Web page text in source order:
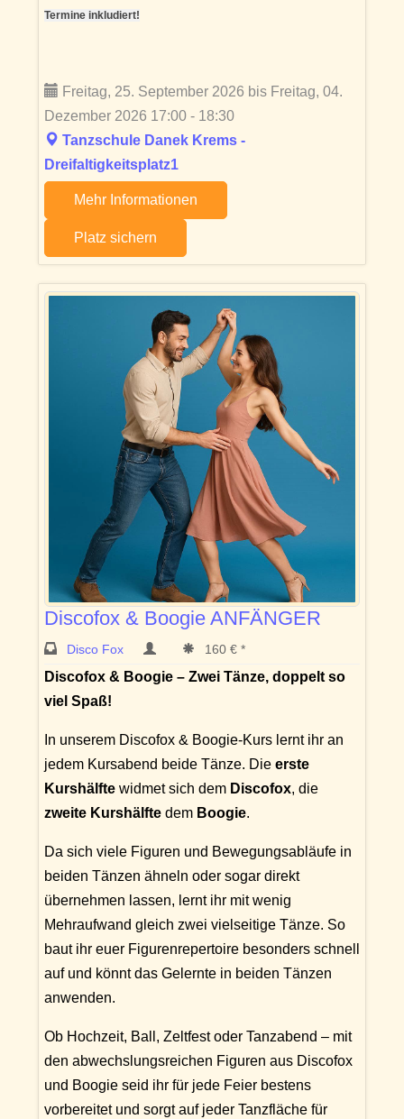
Termine inkludiert!
Freitag, 25. September 2026 bis Freitag, 04.
Dezember 2026 17:00 - 18:30
Tanzschule Danek Krems -
Dreifaltigkeitsplatz1
Mehr Informationen
Platz sichern
Discofox & Boogie ANFÄNGER
Disco Fox 160 € *
Discofox & Boogie – Zwei Tänze, doppelt so
viel Spaß!
In unserem Discofox & Boogie-Kurs lernt ihr an
jedem Kursabend beide Tänze. Die erste
Kurshälfte widmet sich dem Discofox, die
zweite Kurshälfte dem Boogie.
Da sich viele Figuren und Bewegungsabläufe in
beiden Tänzen ähneln oder sogar direkt
übernehmen lassen, lernt ihr mit wenig
Mehraufwand gleich zwei vielseitige Tänze. So
baut ihr euer Figurenrepertoire besonders schnell
auf und könnt das Gelernte in beiden Tänzen
anwenden.
Ob Hochzeit, Ball, Zeltfest oder Tanzabend – mit
den abwechslungsreichen Figuren aus Discofox
und Boogie seid ihr für jede Feier bestens
vorbereitet und sorgt auf jeder Tanzfläche für